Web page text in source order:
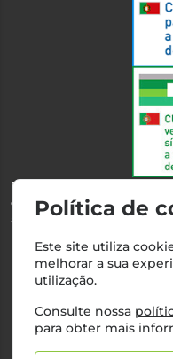
Esta farmácia encontra-se
dispensa de
através da internet.
Nº Infarmed: 21 798 7100
Direção
NIPC:510103669 |
©2026
Política de
Este site utiliza
melhorar a sua
utilização.
Consulte nossa
para obter mais